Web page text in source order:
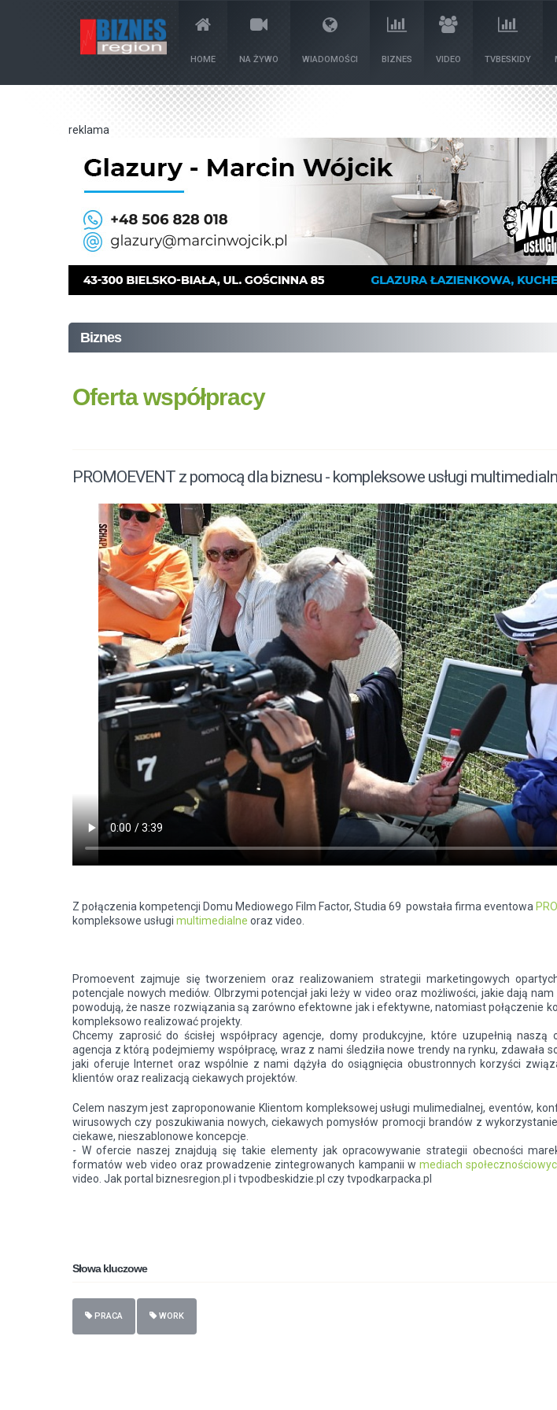
HOME NA ŻYWO WIADOMOŚCI BIZNES VIDEO TVBESKIDY
reklama
Biznes
Oferta współpracy
PROMOEVENT z pomocą dla biznesu - kompleksowe usługi
Z połączenia kompetencji Domu Mediowego Film Factor, Studia 69 powstała firma eventowa
kompleksowe usługi multimedialne oraz video.
Promoevent zajmuje się tworzeniem oraz realizowaniem strategii marketingowych
potencjale nowych mediów. Olbrzymi potencjał jaki leży w video oraz możliwości, jakie dają
powodują, że nasze rozwiązania są zarówno efektowne jak i efektywne, natomiast połączenie
kompleksowo realizować projekty.
Chcemy zaprosić do ścisłej współpracy agencje, domy produkcyjne, które uzupełnią
agencja z którą podejmiemy współpracę, wraz z nami śledziła nowe trendy na rynku, zdawała
jaki oferuje Internet oraz wspólnie z nami dążyła do osiągnięcia obustronnych korzyści
klientów oraz realizacją ciekawych projektów.
Celem naszym jest zaproponowanie Klientom kompleksowej usługi mulimedialnej, eventów,
wirusowych czy poszukiwania nowych, ciekawych pomysłów promocji brandów z
ciekawe, nieszablonowe koncepcje.
- W ofercie naszej znajdują się takie elementy jak opracowywanie strategii obecności
formatów web video oraz prowadzenie zintegrowanych kampanii w mediach
video. Jak portal biznesregion.pl i tvpodbeskidzie.pl czy tvpodkarpacka.pl
Słowa kluczowe
PRACA WORK